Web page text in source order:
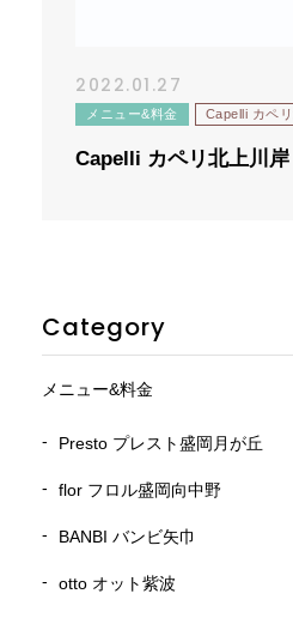
ブログ&ニ
2022.01.27
メニュー&料金 Capelli カペ
Capelli カペリ北上川
Category
メニュー&料金
Presto プレスト盛岡月が丘
flor フロル盛岡向中野
BANBI バンビ矢巾
otto オット紫波